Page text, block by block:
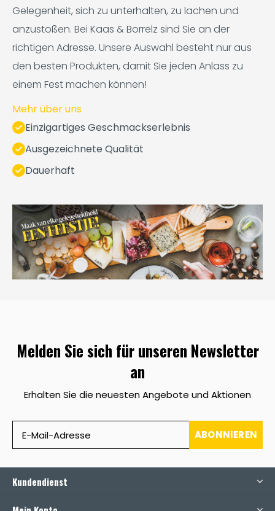
Gelegenheit, sich zu unterhalten, zu lachen und
anzustoßen. Bei Kaas & Borrelz sind Sie an der
richtigen Adresse. Unsere Auswahl besteht nur aus
den besten Produkten, damit Sie jeden Anlass zu
einem Fest machen können!
Mehr über uns
Einzigartiges Geschmackserlebnis
Ausgezeichnete Qualität
Dauerhaft
Melden Sie sich für unseren Newsletter
an
Erhalten Sie die neuesten Angebote und Aktionen
ABONNIEREN
Kundendienst